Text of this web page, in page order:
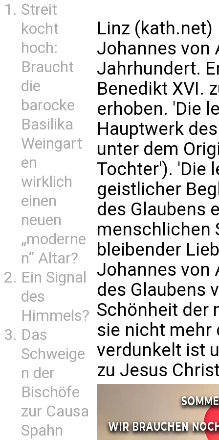
Streit
kocht
hoch:
Braucht
die
barocke
Basilika
Weingart
en
wirklich
einen
neuen
„moderne
n“ Altar?
Ein Signal
des
Himmels?
Das
Schweige
n der
Bischöfe
zur Causa
Spahn
Linz (kath.net)
Johannes von
Jahrhundert.
Benedikt XVI.
erhoben. 'Die
Hauptwerk
unter dem
Tochter'). 'Die
geistlicher
des Glaubens
menschlichen
bleibender
Johannes von
des Glaubens
Schönheit der
sie nicht mehr
verdunkelt ist
zu Jesus